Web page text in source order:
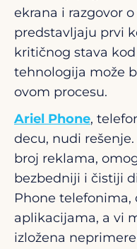
ekrana i razgovor
predstavljaju prvi
kritičnog stava
tehnologija može
ovom procesu.
Ariel Phone,
decu, nudi
broj reklama,
bezbedniji i čistiji
Phone
aplikacijama, a vi
izložena